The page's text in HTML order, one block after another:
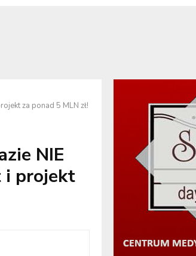
za ponad 5 MLN zł!
NIE
i projekt